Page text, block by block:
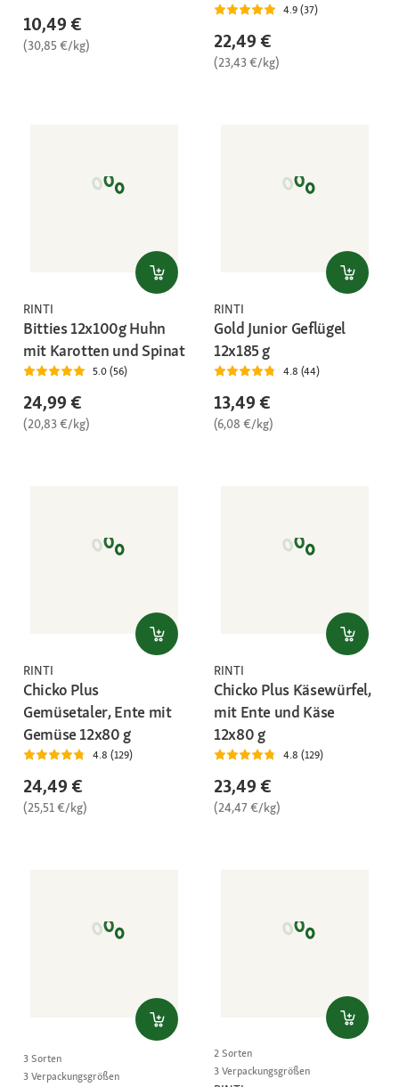
10,49 €
(30,85 €/kg)
4.9 (37)
22,49 €
(23,43 €/kg)
RINTI
Bitties 12x100g Huhn
mit Karotten und Spinat
5.0 (56)
24,99 €
(20,83 €/kg)
RINTI
Gold Junior Geflügel
12x185 g
4.8 (44)
13,49 €
(6,08 €/kg)
RINTI
Chicko Plus
Gemüsetaler, Ente mit
Gemüse 12x80 g
4.8 (129)
24,49 €
(25,51 €/kg)
RINTI
Chicko Plus Käsewürfel,
mit Ente und Käse
12x80 g
4.8 (129)
23,49 €
(24,47 €/kg)
3 Sorten
3 Verpackungsgrößen
2 Sorten
3 Verpackungsgrößen